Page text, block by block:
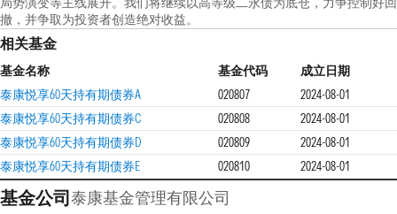
撤，并争取为投资者创造绝对收益。
相关基金
基金名称 基金代码
成立日期
泰康悦享60天持有期债券A
020807
2024-08-01
泰康悦享60天持有期债券C
020808
2024-08-01
泰康悦享60天持有期债券D
020809
2024-08-01
泰康悦享60天持有期债券E
020810 2024-08-01
基金公司泰康基金管理有限公司